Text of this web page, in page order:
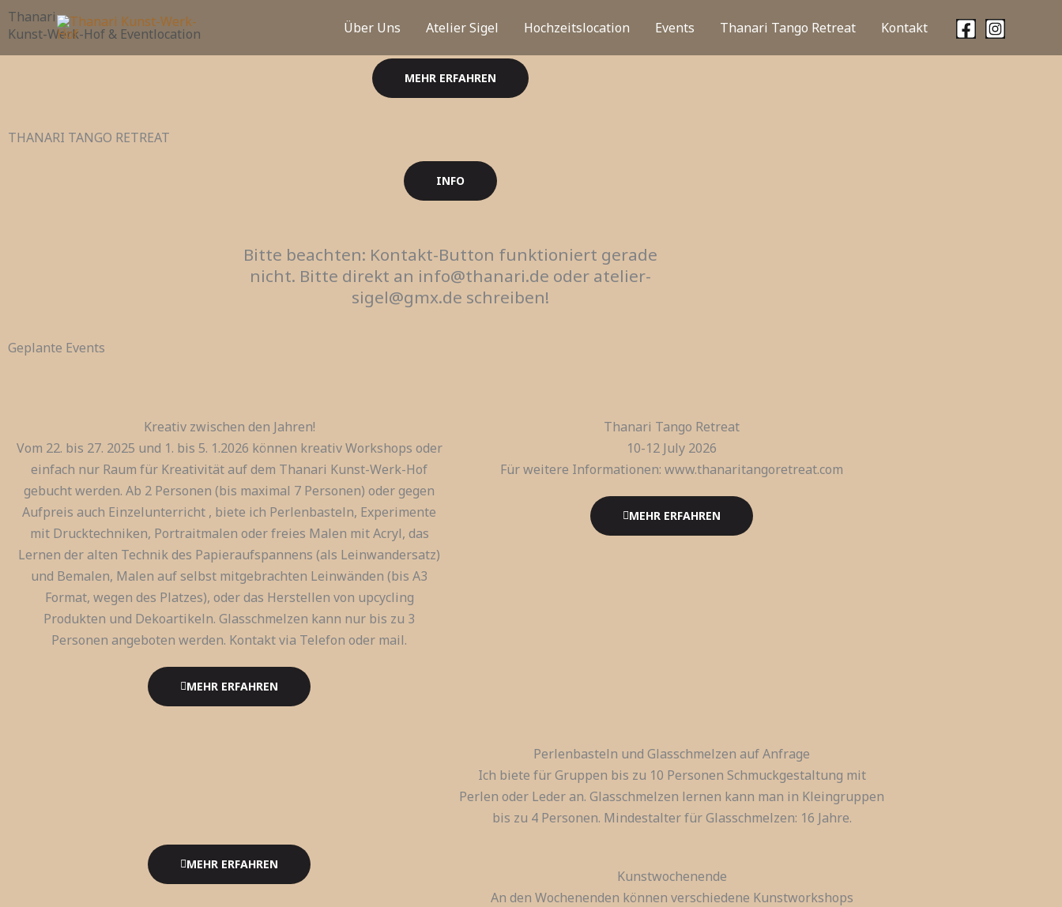
Zum
Inhalt
springen
Über Uns Atelier Sigel Hochzeitslocation Events Thanari Tango Retreat Kontakt
Thanari
Kunst-Werk-Hof & Eventlocation
MEHR ERFAHREN
THANARI TANGO RETREAT
INFO
Bitte beachten: Kontakt-Button funktioniert gerade
nicht. Bitte direkt an info@thanari.de oder atelier-
sigel@gmx.de schreiben!
Geplante Events
Kreativ zwischen den Jahren!
Vom 22. bis 27. 2025 und 1. bis 5. 1.2026 können kreativ Workshops oder
einfach nur Raum für Kreativität auf dem Thanari Kunst-Werk-Hof
gebucht werden. Ab 2 Personen (bis maximal 7 Personen) oder gegen
Aufpreis auch Einzelunterricht , biete ich Perlenbasteln, Experimente
mit Drucktechniken, Portraitmalen oder freies Malen mit Acryl, das
Lernen der alten Technik des Papieraufspannens (als Leinwandersatz)
und Bemalen, Malen auf selbst mitgebrachten Leinwänden (bis A3
Format, wegen des Platzes), oder das Herstellen von upcycling
Produkten und Dekoartikeln. Glasschmelzen kann nur bis zu 3
Personen angeboten werden. Kontakt via Telefon oder mail.
MEHR ERFAHREN
Thanari Tango Retreat
10-12 July 2026
Für weitere Informationen: www.thanaritangoretreat.com
MEHR ERFAHREN
Perlenbasteln und Glasschmelzen auf Anfrage
Ich biete für Gruppen bis zu 10 Personen Schmuckgestaltung mit
Perlen oder Leder an. Glasschmelzen lernen kann man in Kleingruppen
bis zu 4 Personen. Mindestalter für Glasschmelzen: 16 Jahre.
MEHR ERFAHREN
Kunstwochenende
An den Wochenenden können verschiedene Kunstworkshops